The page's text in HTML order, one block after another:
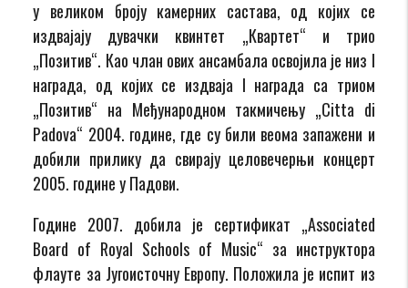
у великом броју камерних састава, од којих се
издвајају дувачки квинтет „Квартет“ и трио
„Позитив“. Као члан ових ансамбала освојила је низ I
награда, од којих се издваја I награда са триом
„Позитив“ на Међународном такмичењу „Citta di
Padova“ 2004. године, где су били веома запажени и
добили прилику да свирају целовечерњи концерт
2005. године у Падови.
Године 2007. добила је сертификат „Associated
Board of Royal Schools of Music“ за инструктора
флауте за Југоисточну Европу. Положила је испит из